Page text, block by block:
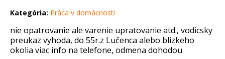
Kategória: Práca v domácnosti
nie opatrovanie ale varenie upratovanie atd., vodicsky
preukaz vyhoda, do 55r.z Lučenca alebo blizkeho
okolia viac info na telefone, odmena dohodou